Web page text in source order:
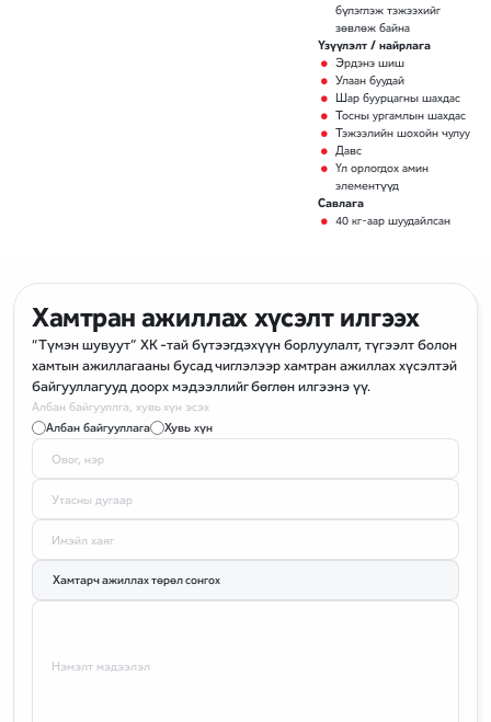
бүлэглэж тэжээхийг
зөвлөж байна
Үзүүлэлт / найрлага
Эрдэнэ шиш
Улаан буудай
Шар буурцагны шахдас
Тосны ургамлын шахдас
Тэжээлийн шохойн чулуу
Давс
Үл орлогдох амин
элементүүд
Савлага
40 кг-аар шуудайлсан
Хамтран ажиллах хүсэлт илгээх
“Түмэн шувуут” ХК -тай бүтээгдэхүүн борлуулалт, түгээлт болон
хамтын ажиллагааны бусад чиглэлээр хамтран ажиллах хүсэлтэй
байгууллагууд доорх мэдээллийг бөглөн илгээнэ үү.
Албан байгууллга, хувь хүн эсэх
Албан байгууллага
Хувь хүн
Овог, нэр
Утасны дугаар
Имэйл хаяг
Нэмэлт мэдээлэл